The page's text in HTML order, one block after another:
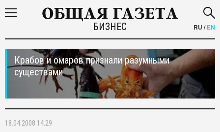
БИЗНЕС RU /EN
Крабов и омаров признали разумными
существами
18.04.2008 14:29